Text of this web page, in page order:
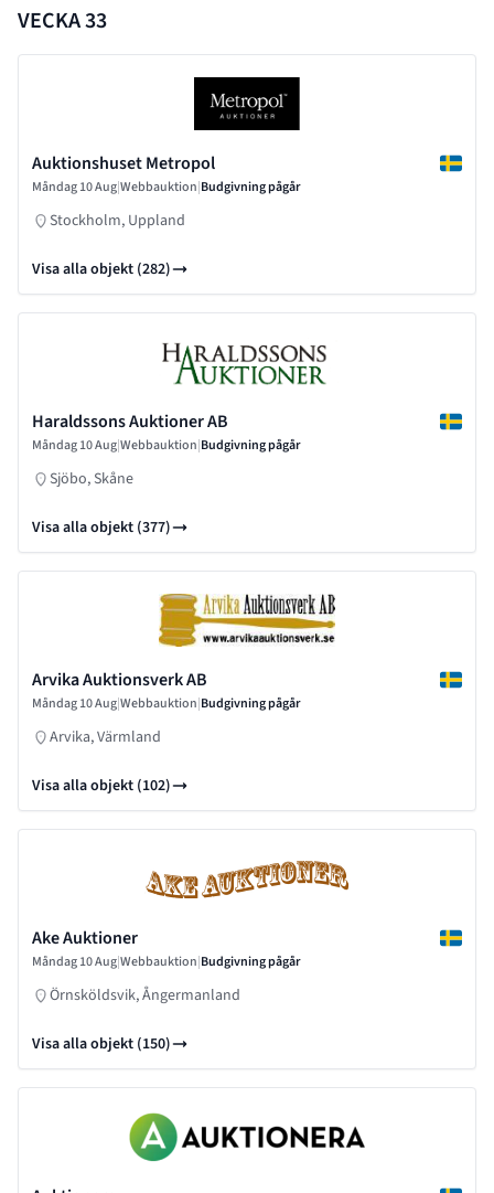
VECKA 33
Auktionshuset Metropol
Måndag 10 Aug|Webbauktion|Budgivning pågår
Stockholm, Uppland
Visa alla objekt (282)
Haraldssons Auktioner AB
Måndag 10 Aug|Webbauktion|Budgivning pågår
Sjöbo, Skåne
Visa alla objekt (377)
Arvika Auktionsverk AB
Måndag 10 Aug|Webbauktion|Budgivning pågår
Arvika, Värmland
Visa alla objekt (102)
Ake Auktioner
Måndag 10 Aug|Webbauktion|Budgivning pågår
Örnsköldsvik, Ångermanland
Visa alla objekt (150)